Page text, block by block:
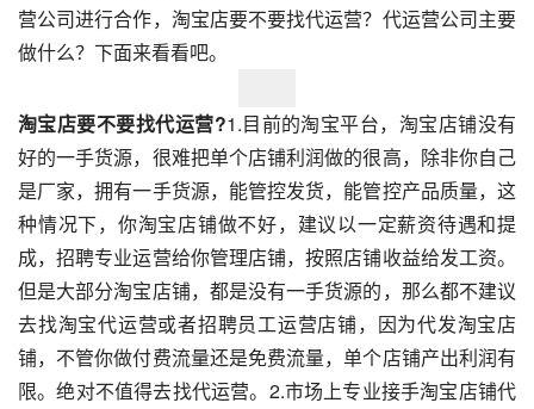
营公司进行合作，淘宝店要不要找代运营？代运营公司主要
做什么？下面来看看吧。
淘宝店要不要找代运营?1.目前的淘宝平台，淘宝店铺没有
好的一手货源，很难把单个店铺利润做的很高，除非你自己
是厂家，拥有一手货源，能管控发货，能管控产品质量，这
种情况下，你淘宝店铺做不好，建议以一定薪资待遇和提
成，招聘专业运营给你管理店铺，按照店铺收益给发工资。
但是大部分淘宝店铺，都是没有一手货源的，那么都不建议
去找淘宝代运营或者招聘员工运营店铺，因为代发淘宝店
铺，不管你做付费流量还是免费流量，单个店铺产出利润有
限。绝对不值得去找代运营。2.市场上专业接手淘宝店铺代